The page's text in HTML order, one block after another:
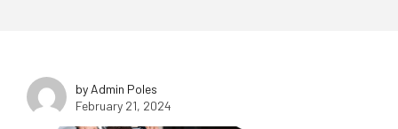
by Admin Poles
February 21, 2024